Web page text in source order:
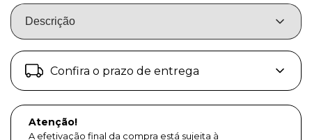
Descrição
Confira o prazo de entrega
Atenção!
A efetivação final da compra está sujeita à